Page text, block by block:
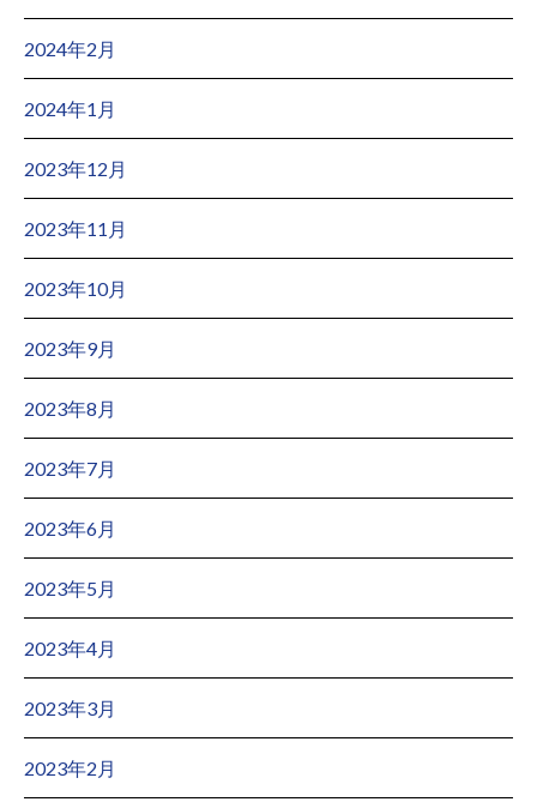
2024年2月
2024年1月
2023年12月
2023年11月
2023年10月
2023年9月
2023年8月
2023年7月
2023年6月
2023年5月
2023年4月
2023年3月
2023年2月